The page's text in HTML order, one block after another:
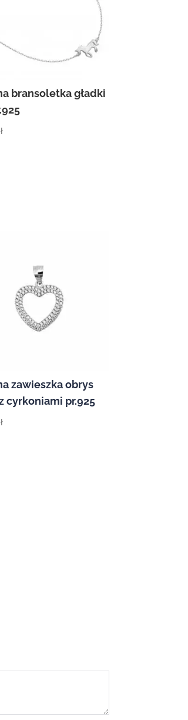
bransoletka gładki
zawieszka obrys
cyrkoniami pr.925